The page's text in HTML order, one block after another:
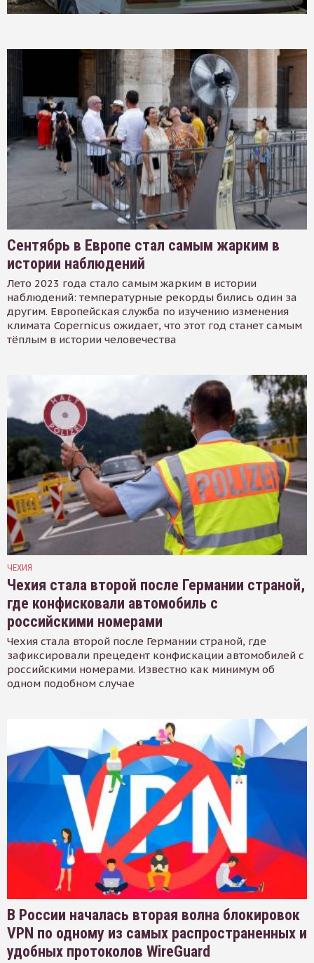
Сентябрь в Европе стал самым жарким в
истории наблюдений
Лето 2023 года стало самым жарким в истории
наблюдений: температурные рекорды бились один за
другим. Европейская служба по изучению изменения
климата Copernicus ожидает, что этот год станет самым
тёплым в истории человечества
ЧЕХИЯ
Чехия стала второй после Германии страной,
где конфисковали автомобиль с
российскими номерами
Чехия стала второй после Германии страной, где
зафиксировали прецедент конфискации автомобилей с
российскими номерами. Известно как минимум об
одном подобном случае
В России началась вторая волна блокировок
VPN по одному из самых распространенных и
удобных протоколов WireGuard